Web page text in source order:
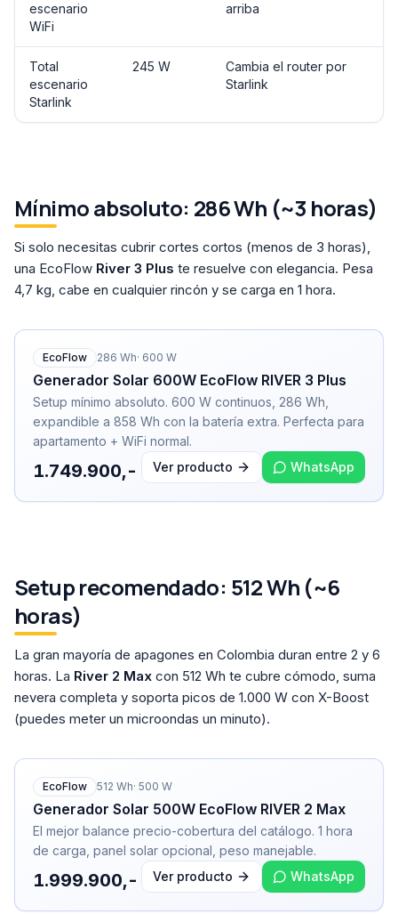
escenario
WiFi
arriba
Total
escenario
Starlink
245 W
Cambia el router por
Starlink
Mínimo absoluto: 286 Wh (~3 horas)
Si solo necesitas cubrir cortes cortos (menos de 3 horas),
una EcoFlow River 3 Plus te resuelve con elegancia. Pesa
4,7 kg, cabe en cualquier rincón y se carga en 1 hora.
EcoFlow 286 Wh· 600 W
Generador Solar 600W EcoFlow RIVER 3 Plus
Setup mínimo absoluto. 600 W continuos, 286 Wh,
expandible a 858 Wh con la batería extra. Perfecta para
apartamento + WiFi normal.
1.749.900,- Ver producto WhatsApp
Setup recomendado: 512 Wh (~6
horas)
La gran mayoría de apagones en Colombia duran entre 2 y 6
horas. La River 2 Max con 512 Wh te cubre cómodo, suma
nevera completa y soporta picos de 1.000 W con X-Boost
(puedes meter un microondas un minuto).
EcoFlow 512 Wh· 500 W
Generador Solar 500W EcoFlow RIVER 2 Max
El mejor balance precio-cobertura del catálogo. 1 hora
de carga, panel solar opcional, peso manejable.
1.999.900,- Ver producto WhatsApp